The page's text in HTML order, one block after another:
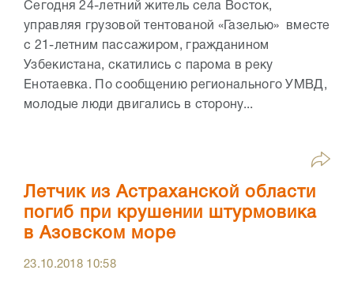
Сегодня 24-летний житель села Восток,
управляя грузовой тентованой «Газелью» вместе
с 21-летним пассажиром, гражданином
Узбекистана, скатились с парома в реку
Енотаевка. По сообщению регионального УМВД,
молодые люди двигались в сторону...
Летчик из Астраханской области
погиб при крушении штурмовика
в Азовском море
23.10.2018 10:58